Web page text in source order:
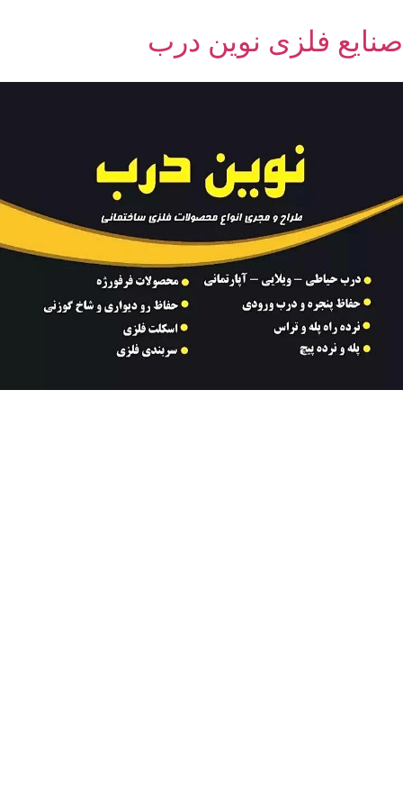
صنایع فلزی نوین درب